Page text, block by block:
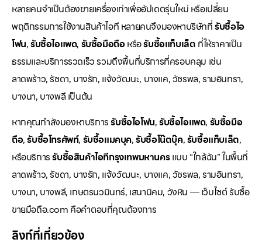
หลายคนจำเป็นต้องขายเครื่องเก่าเพื่ออัปเดตรุ่นใหม่ หรือเปลี่ยน
พฤติกรรมการใช้งานสินค้าไอที หลายคนจึงมองหาบริษัทที่รับซื้อไอ
โฟน,รับซื้อไอแพด, รับซื้อมือถือหรือรับซื้อแท็บเล็ต ที่ให้ราคาเป็น
ธรรมและบริการรวดเร็ว รวมถึงพื้นที่บริการที่ครอบคลุม เช่น
ลาดพร้าว, รัชดา, บางรัก, แจ้งวัฒนะ, บางแค, วัชรพล, รามอินทรา,
บางนา, บางพลี เป็นต้น
หากคุณกำลังมองหาบริการรับซื้อไอโฟน,รับซื้อไอแพด, รับซื้อมือ
ถือ,รับซื้อโทรศัพท์, รับซื้อแมคบุค,รับซื้อโน๊ตบุ๊ค,รับซื้อแท็บเล็ต,
หรือบริการรับซื้อสินค้าไอทีกรุงเทพมหานครแบบ “ใกล้ฉัน” ในพื้นที่
ลาดพร้าว, รัชดา, บางรัก, แจ้งวัฒนะ, บางแค, วัชรพล, รามอินทรา,
บางนา, บางพลี, เกษตรนวมินทร์, เสนานิคม, วังหิน — เว็บไซต์ รับซื้อ
ขายมือถือ.com คือคำตอบที่คุณต้องการ
ลิงก์ที่เกี่ยวข้อง